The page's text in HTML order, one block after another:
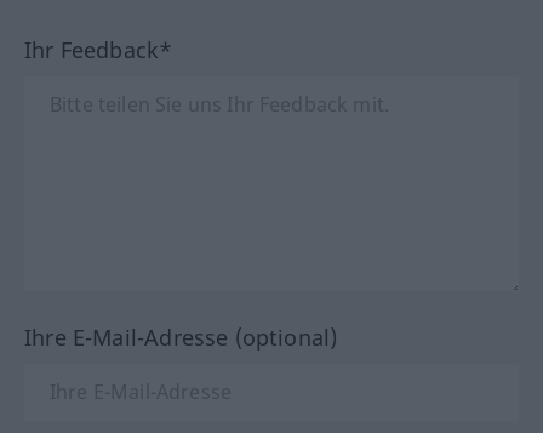
Ihr Feedback*
Ihre E-Mail-Adresse (optional)